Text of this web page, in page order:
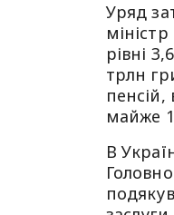
Уряд
рівні
трлн
майже
В